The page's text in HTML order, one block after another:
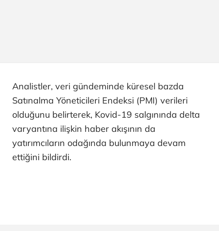
Analistler, veri gündeminde küresel bazda
Satınalma Yöneticileri Endeksi (PMI) verileri
olduğunu belirterek, Kovid-19 salgınında delta
varyantına ilişkin haber akışının da
yatırımcıların odağında bulunmaya devam
ettiğini bildirdi.